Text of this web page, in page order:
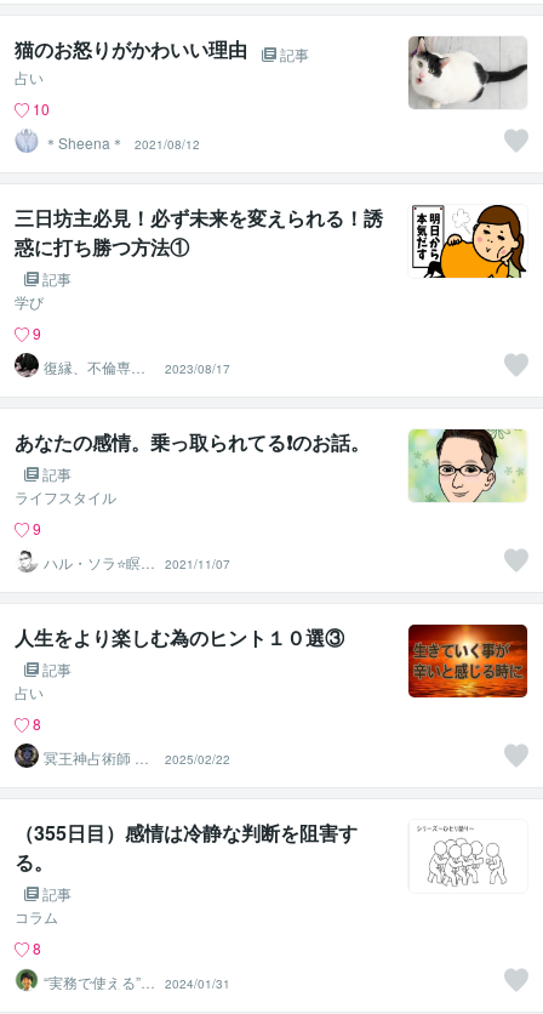
猫のお怒りがかわいい理由
記事
占い
10
＊Sheena＊
2021/08/12
三日坊主必見！必ず未来を変えられる！誘
惑に打ち勝つ方法①
記事
学び
9
復縁、不倫専門
の催眠タロット
占い
2023/08/17
あなたの感情。乗っ取られてる❗のお話。
記事
ライフスタイル
9
ハル・ソラ⭐️瞑想
と心の案内人
2021/11/07
人生をより楽しむ為のヒント１０選③
記事
占い
8
冥王神占術師 HI
ROKO
2025/02/22
（355日目）感情は冷静な判断を阻害す
る。
記事
コラム
8
“実務で使える”改
善パートナー／
2024/01/31